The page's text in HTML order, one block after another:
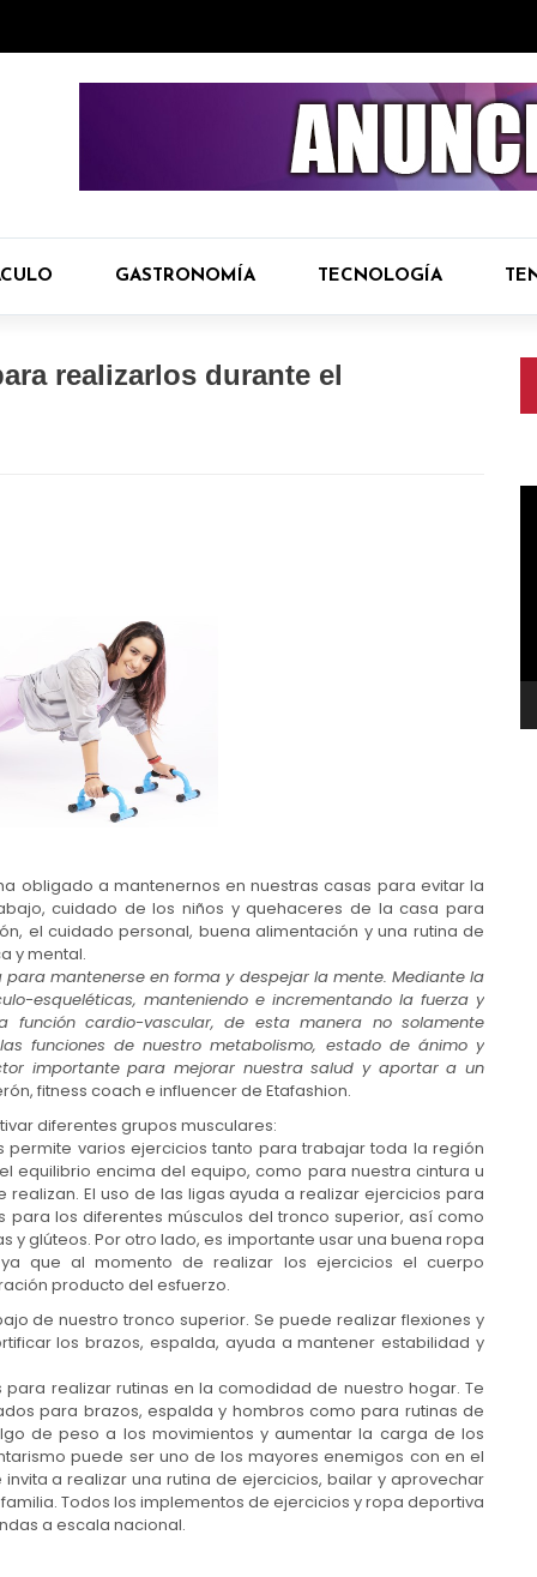
GASTRONOMÍA TECNOLOGÍA
realizarlos durante el
obligado a mantenernos en nuestras casas para evitar la
cuidado de los niños y quehaceres de la casa para
el cuidado personal, buena alimentación y una rutina de
y mental.
mantenerse en forma y despejar la mente. Mediante la
esqueléticas, manteniendo e incrementando la fuerza y
función cardio-vascular, de esta manera no solamente
funciones de nuestro metabolismo, estado de ánimo y
importante para mejorar nuestra salud y aportar a un
fitness coach e influencer de Etafashion.
diferentes grupos musculares:
permite varios ejercicios tanto para trabajar toda la región
equilibrio encima del equipo, como para nuestra cintura u
El uso de las ligas ayuda a realizar ejercicios para
los diferentes músculos del tronco superior, así como
glúteos. Por otro lado, es importante usar una buena ropa
que al momento de realizar los ejercicios el cuerpo
producto del esfuerzo.
de nuestro tronco superior. Se puede realizar flexiones y
los brazos, espalda, ayuda a mantener estabilidad y
realizar rutinas en la comodidad de nuestro hogar. Te
para brazos, espalda y hombros como para rutinas de
de peso a los movimientos y aumentar la carga de los
puede ser uno de los mayores enemigos con en el
a realizar una rutina de ejercicios, bailar y aprovechar
Todos los implementos de ejercicios y ropa deportiva
a escala nacional.